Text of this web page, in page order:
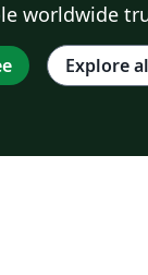
worldwide
Explore